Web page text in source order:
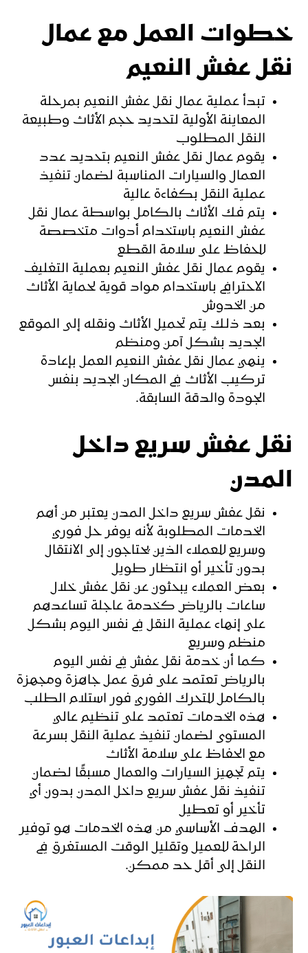
خطوات العمل مع عمال
نقل عفش النعيم
تبدأ عملية عمال نقل عفش النعيم بمرحلة
المعاينة الأولية لتحديد حجم الأثاث وطبيعة
النقل المطلوب
يقوم عمال نقل عفش النعيم بتحديد عدد
العمال والسيارات المناسبة لضمان تنفيذ
عملية النقل بكفاءة عالية
يتم فك الأثاث بالكامل بواسطة عمال نقل
عفش النعيم باستخدام أدوات متخصصة
للحفاظ على سلامة القطع
يقوم عمال نقل عفش النعيم بعملية التغليف
الاحترافي باستخدام مواد قوية لحماية الأثاث
من الخدوش
بعد ذلك يتم تحميل الأثاث ونقله إلى الموقع
الجديد بشكل آمن ومنظم
ينهي عمال نقل عفش النعيم العمل بإعادة
تركيب الأثاث في المكان الجديد بنفس
الجودة والدقة السابقة.
نقل عفش سريع داخل
المدن
نقل عفش سريع داخل المدن يعتبر من أهم
الخدمات المطلوبة لأنه يوفر حل فوري
وسريع للعملاء الذين يحتاجون إلى الانتقال
بدون تأخير أو انتظار طويل
بعض العملاء يبحثون عن نقل عفش خلال
ساعات بالرياض كخدمة عاجلة تساعدهم
على إنهاء عملية النقل في نفس اليوم بشكل
منظم وسريع
كما أن خدمة نقل عفش في نفس اليوم
بالرياض تعتمد على فرق عمل جاهزة ومجهزة
بالكامل للتحرك الفوري فور استلام الطلب
هذه الخدمات تعتمد على تنظيم عالي
المستوى لضمان تنفيذ عملية النقل بسرعة
مع الحفاظ على سلامة الأثاث
يتم تجهيز السيارات والعمال مسبقًا لضمان
تنفيذ نقل عفش سريع داخل المدن بدون أي
تأخير أو تعطيل
الهدف الأساسي من هذه الخدمات هو توفير
الراحة للعميل وتقليل الوقت المستغرق في
النقل إلى أقل حد ممكن.